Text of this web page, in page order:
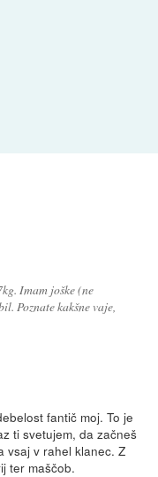
Imam joške (ne
Poznate kakšne vaje,
fantič moj. To je
ti svetujem, da začneš
vsaj v rahel klanec. Z
ter maščob.